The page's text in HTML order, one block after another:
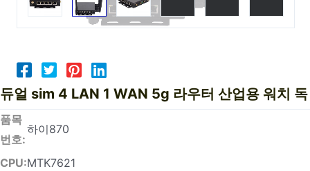
듀얼 sim 4 LAN 1 WAN 5g 라우터 산업용 워치 독
품목
번호:
하이870
CPU:MTK7621